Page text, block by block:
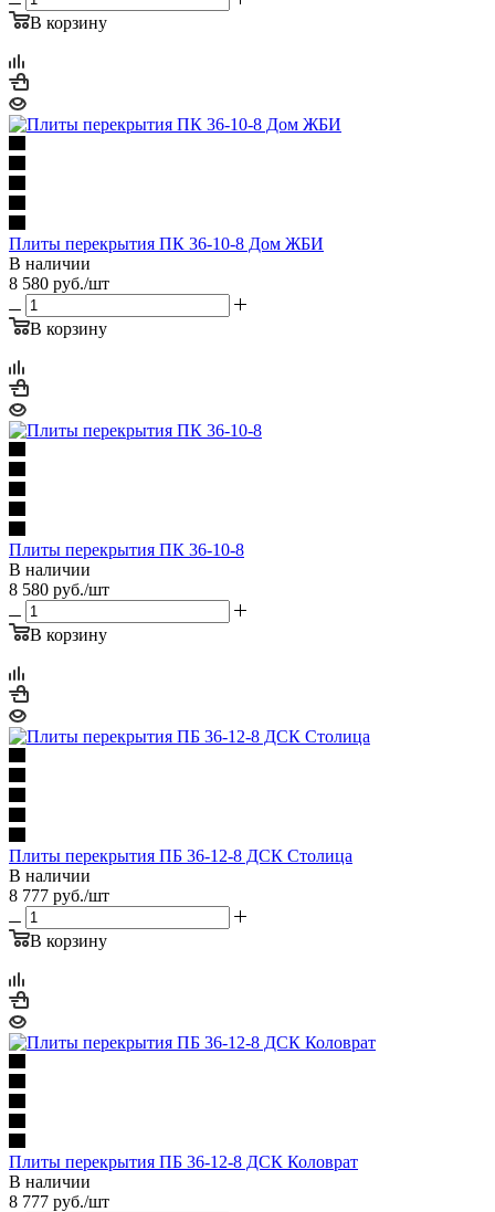
В корзину
Плиты перекрытия ПК 36-10-8 Дом ЖБИ
В наличии
8 580 руб./шт
В корзину
Плиты перекрытия ПК 36-10-8
В наличии
8 580 руб./шт
В корзину
Плиты перекрытия ПБ 36-12-8 ДСК Столица
В наличии
8 777 руб./шт
В корзину
Плиты перекрытия ПБ 36-12-8 ДСК Коловрат
В наличии
8 777 руб./шт